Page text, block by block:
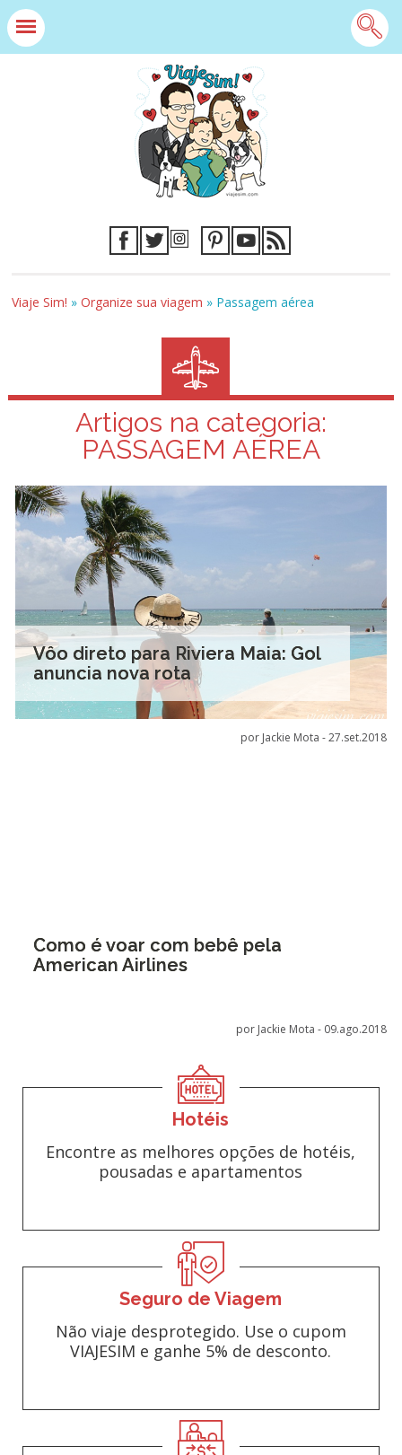
Viaje Sim! »Organize sua viagem » Passagem aérea
Artigos na categoria:
PASSAGEM AÉREA
Vôo direto para Riviera Maia: Gol
anuncia nova rota
por Jackie Mota -27.set.2018
Como é voar com bebê pela
American Airlines
por Jackie Mota - 09.ago.2018
Hotéis
Encontre as melhores opções de hotéis,
pousadas e apartamentos
Seguro de Viagem
Não viaje desprotegido. Use o cupom
VIAJESIM e ganhe 5% de desconto.